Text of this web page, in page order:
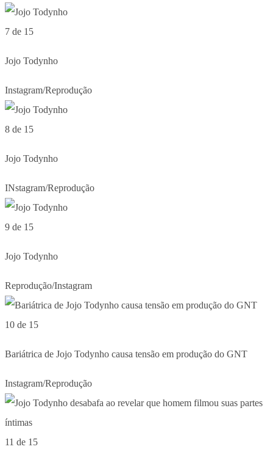
7 de 15
Jojo Todynho
Instagram/Reprodução
8 de 15
Jojo Todynho
INstagram/Reprodução
9 de 15
Jojo Todynho
Reprodução/Instagram
10 de 15
Bariátrica de Jojo Todynho causa tensão em produção do GNT
Instagram/Reprodução
11 de 15